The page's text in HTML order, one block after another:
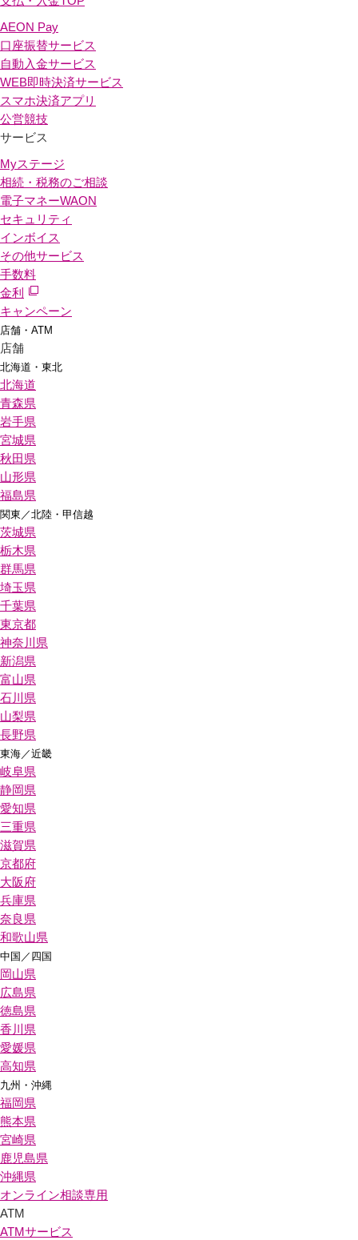
AEON Pay
口座振替サービス
自動入金サービス
WEB即時決済サービス
スマホ決済アプリ
公営競技
サービス
Myステージ
相続・税務のご相談
電子マネーWAON
セキュリティ
インボイス
その他サービス
手数料
金利
キャンペーン
店舗・ATM
店舗
北海道・東北
北海道
青森県
岩手県
宮城県
秋田県
山形県
福島県
関東／北陸・甲信越
茨城県
栃木県
群馬県
埼玉県
千葉県
東京都
神奈川県
新潟県
富山県
石川県
山梨県
長野県
東海／近畿
岐阜県
静岡県
愛知県
三重県
滋賀県
京都府
大阪府
兵庫県
奈良県
和歌山県
中国／四国
岡山県
広島県
徳島県
香川県
愛媛県
高知県
九州・沖縄
福岡県
熊本県
宮崎県
鹿児島県
沖縄県
オンライン相談専用
ATM
ATMサービス